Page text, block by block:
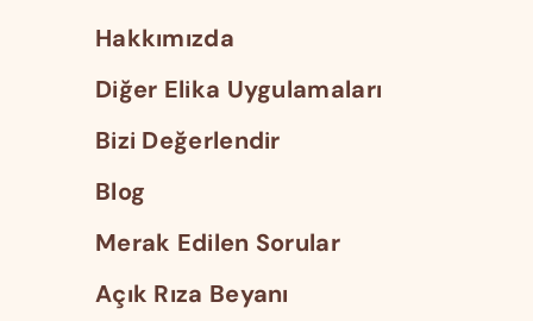
Hakkımızda
Diğer Elika Uygulamaları
Bizi Değerlendir
Blog
Merak Edilen Sorular
Açık Rıza Beyanı